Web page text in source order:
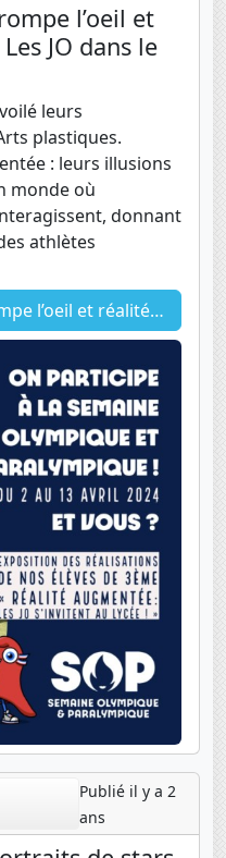
l’oeil et
JO dans le
leurs
plastiques.
: leurs illusions
monde où
donnant
athlètes
: Les JO dans le LFJP
Publié il y a 2
ans